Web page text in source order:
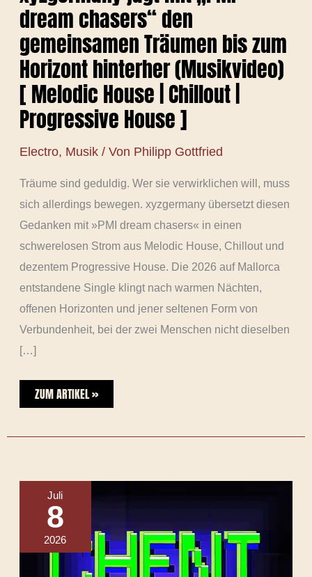
dream chasers“ den
gemeinsamen Träumen bis zum
Horizont hinterher (Musikvideo)
[ Melodic House | Chillout |
Progressive House ]
Electro, Musik/ Von Philipp Gottfried
Träume sind geduldig. Wer sie verwirklichen will, muss
sich allerdings bewegen. xyzgermany übersetzt diesen
Gedanken mit »PMI dream chasers« in einen
schwerelosen Strom aus Melodic House, Chillout und
dezentem Progressive House. Die 2026 auf Mallorca
entstandene Single klingt nach warmen Nächten,
offenen Horizonten und jener seltenen Form von
Verbundenheit, bei der zwei Menschen nicht dieselben
[…]
ZUM ARTIKEL »
Juli
8
2026
REIST
„4D“
EINEN
KLANGKOSMOS
DER
DIMENSION
(MUSIKPLAYLIST)